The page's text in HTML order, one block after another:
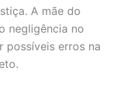
A mãe do
negligência no
possíveis erros na